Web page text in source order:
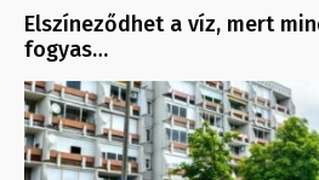
Elszíneződhet a víz, mert
fogyas…